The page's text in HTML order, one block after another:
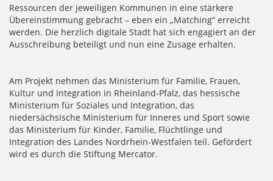
Ressourcen der jeweiligen Kommunen in eine stärkere
Übereinstimmung gebracht – eben ein „Matching“ erreicht
werden. Die herzlich digitale Stadt hat sich engagiert an der
Ausschreibung beteiligt und nun eine Zusage erhalten.
Am Projekt nehmen das Ministerium für Familie, Frauen,
Kultur und Integration in Rheinland-Pfalz, das hessische
Ministerium für Soziales und Integration, das
niedersächsische Ministerium für Inneres und Sport sowie
das Ministerium für Kinder, Familie, Flüchtlinge und
Integration des Landes Nordrhein-Westfalen teil. Gefördert
wird es durch die Stiftung Mercator.